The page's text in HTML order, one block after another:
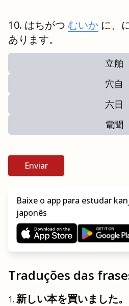
はちがつ むいか に、
あります。
立舶
穴自
六日
電聞
Enviar
Baixe o app para estudar
japonês
Traduções das
新しい本を買いました。